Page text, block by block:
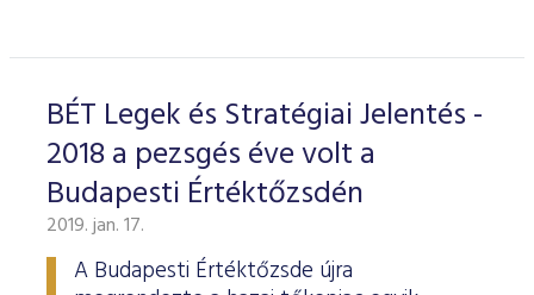
BÉT Legek és Stratégiai Jelentés -
2018 a pezsgés éve volt a
Budapesti Értéktőzsdén
2019. jan. 17.
A Budapesti Értéktőzsde újra